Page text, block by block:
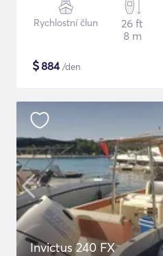
Rychlostní člun
26 ft
8 m
$884/den
Invictus 240 FX